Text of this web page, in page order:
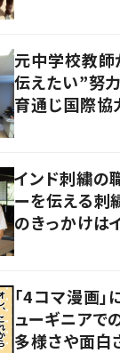
元中学校教師
伝えたい”努
育通じ国際協
インド刺繍の
ーを伝える
のきっかけは
「4コマ漫画
ューギニア
多様さや面白